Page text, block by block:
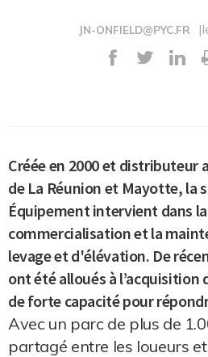
JN-ONFIELD@PYC.FR
Créée en 2000 et distributeur
de La Réunion et Mayotte, la
Équipement intervient dans
commercialisation et la
levage et d'élévation. De
ont été alloués à l’acquisition
de forte capacité pour
Avec un parc de plus de
partagé entre les loueurs